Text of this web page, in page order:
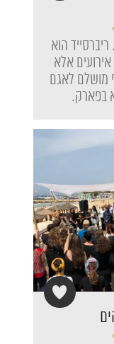
הוא
אלא
נוף מושלם לאגם
בפארק.